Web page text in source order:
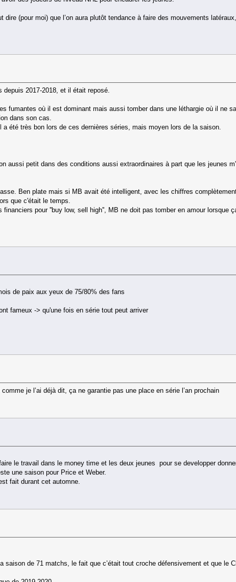
dire (pour moi) que l’on aura plutôt tendance à faire des mouvements
2017-2018, et il était reposé.
fumantes où il est dominant mais aussi tomber dans une léthargie où il ne
dans son cas.
a été très bon lors de ces dernières séries, mais moyen lors de la saison.
aussi petit dans des conditions aussi extraordinaires à part que les jeunes
Ben plate mais si MB avait été intelligent, avec les chiffres
que c'était le temps.
pour ''buy low, sell high'', MB ne doit pas tomber en amour lorsque
de paix aux yeux de 75/80% des fans
fameux -> qu'une fois en série tout peut arriver
je l’ai déjà dit, ça ne garantie pas une place en série l’an prochain
le travail dans le money time et les deux jeunes pour se developper
une saison pour Price et Weber.
fait durant cet automne.
saison de 71 matchs, le fait que c’était tout croche défensivement et que le